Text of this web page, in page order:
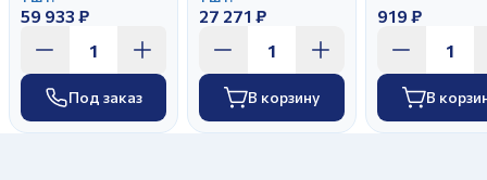
59 933 ₽
Под заказ
27 271 ₽
В корзину
919 ₽
В